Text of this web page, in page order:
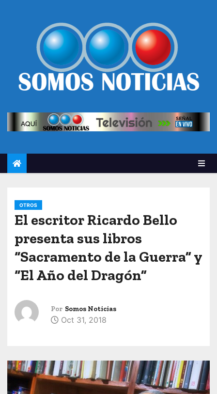
OTROS
El escritor Ricardo Bello
presenta sus libros
“Sacramento de la Guerra” y
“El Año del Dragón”
Por Somos Noticias
Oct 31, 2018